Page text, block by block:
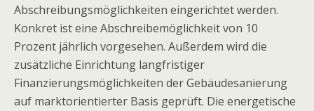
Abschreibungsmöglichkeiten eingerichtet werden.
Konkret ist eine Abschreibemöglichkeit von 10
Prozent jährlich vorgesehen. Außerdem wird die
zusätzliche Einrichtung langfristiger
Finanzierungsmöglichkeiten der Gebäudesanierung
auf marktorientierter Basis geprüft. Die energetische